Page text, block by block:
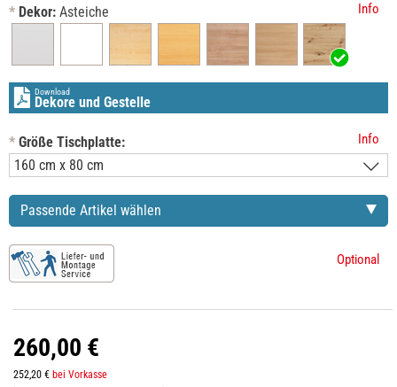
* Dekor: Asteiche Info
Download
Dekore und Gestelle
* Größe Tischplatte: Info
Passende Artikel wählen
Optional
260,00 €
252,20 € bei Vorkasse